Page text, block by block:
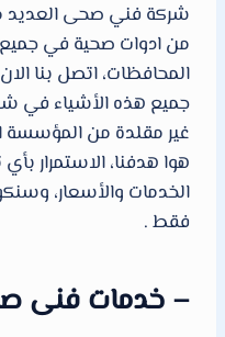
شركة فني صحى العديد
من ادوات صحية في جميع
جميع هذه الأشياء في
غير مقلدة من المؤسسة
هوا هدفنا، الاستمرار
الخدمات والأسعار،
فقط .
– خدمات فنى